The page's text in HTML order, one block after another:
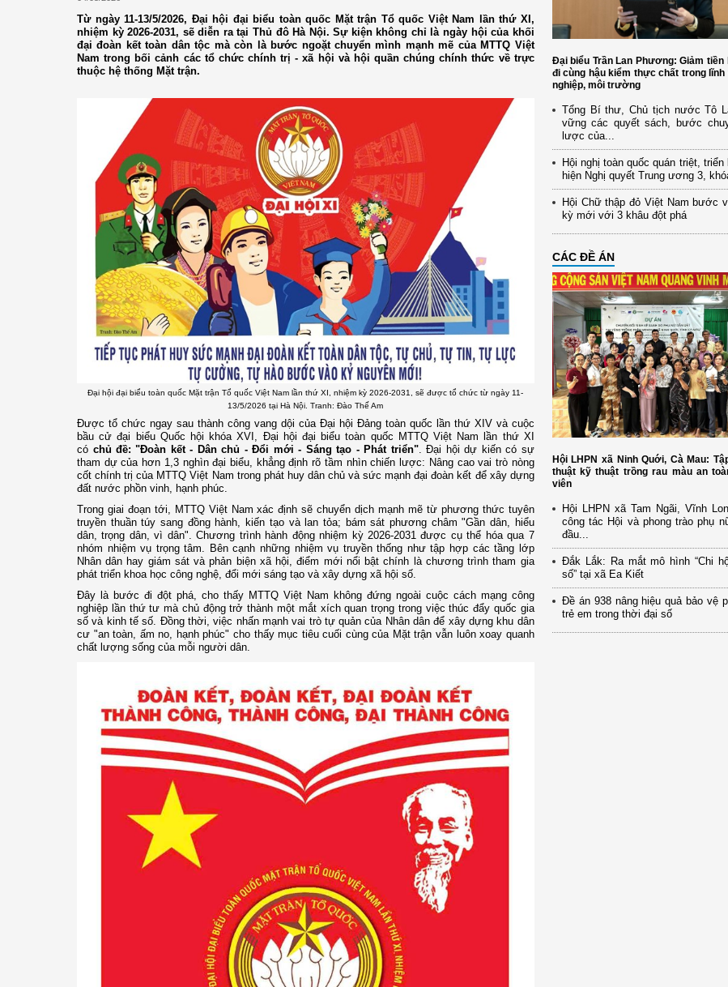
Từ ngày 11-13/5/2026, Đại hội đại biểu toàn quốc Mặt trận Tổ quốc Việt Nam lần thứ XI,
nhiệm kỳ 2026-2031, sẽ diễn ra tại Thủ đô Hà Nội. Sự kiện không chỉ là ngày hội của khối
đại đoàn kết toàn dân tộc mà còn là bước ngoặt chuyển mình mạnh mẽ của MTTQ Việt
Nam trong bối cảnh các tổ chức chính trị - xã hội và hội quần chúng chính thức về trực
thuộc hệ thống Mặt trận.
Đại hội đại biểu toàn quốc Mặt trận Tổ quốc Việt Nam lần thứ XI, nhiệm kỳ 2026-2031, sẽ được tổ chức từ ngày 11-
13/5/2026 tại Hà Nội. Tranh: Đào Thế Am
Được tổ chức ngay sau thành công vang dội của Đại hội Đảng toàn quốc lần thứ XIV và cuộc
bầu cử đại biểu Quốc hội khóa XVI, Đại hội đại biểu toàn quốc MTTQ Việt Nam lần thứ XI
có chủ đề: "Đoàn kết - Dân chủ - Đổi mới - Sáng tạo - Phát triển". Đại hội dự kiến có sự
tham dự của hơn 1,3 nghìn đại biểu, khẳng định rõ tầm nhìn chiến lược: Nâng cao vai trò nòng
cốt chính trị của MTTQ Việt Nam trong phát huy dân chủ và sức mạnh đại đoàn kết để xây dựng
đất nước phồn vinh, hạnh phúc.
Trong giai đoạn tới, MTTQ Việt Nam xác định sẽ chuyển dịch mạnh mẽ từ phương thức tuyên
truyền thuần túy sang đồng hành, kiến tạo và lan tỏa; bám sát phương châm "Gần dân, hiểu
dân, trọng dân, vì dân". Chương trình hành động nhiệm kỳ 2026-2031 được cụ thể hóa qua 7
nhóm nhiệm vụ trọng tâm. Bên cạnh những nhiệm vụ truyền thống như tập hợp các tầng lớp
Nhân dân hay giám sát và phản biện xã hội, điểm mới nổi bật chính là chương trình tham gia
phát triển khoa học công nghệ, đổi mới sáng tạo và xây dựng xã hội số.
Đây là bước đi đột phá, cho thấy MTTQ Việt Nam không đứng ngoài cuộc cách mạng công
nghiệp lần thứ tư mà chủ động trở thành một mắt xích quan trọng trong việc thúc đẩy quốc gia
số và kinh tế số. Đồng thời, việc nhấn mạnh vai trò tự quản của Nhân dân để xây dựng khu dân
cư "an toàn, ấm no, hạnh phúc" cho thấy mục tiêu cuối cùng của Mặt trận vẫn luôn xoay quanh
chất lượng sống của mỗi người dân.
Đại biểu Trần Lan Phương: Giảm tiền
đi cùng hậu kiểm thực chất trong
nghiệp, môi trường
Tổng Bí thư, Chủ tịch nước Tô
vững các quyết sách, bước
lược của...
Hội nghị toàn quốc quán triệt,
hiện Nghị quyết Trung ương 3,
Hội Chữ thập đỏ Việt Nam bước
kỳ mới với 3 khâu đột phá
CÁC ĐỀ ÁN
Hội LHPN xã Ninh Quới, Cà Mau:
thuật kỹ thuật trồng rau màu an
viên
Hội LHPN xã Tam Ngãi, Vĩnh
công tác Hội và phong trào phụ
đầu...
Đắk Lắk: Ra mắt mô hình “Chi
số” tại xã Ea Kiết
Đề án 938 nâng hiệu quả bảo vệ
trẻ em trong thời đại số